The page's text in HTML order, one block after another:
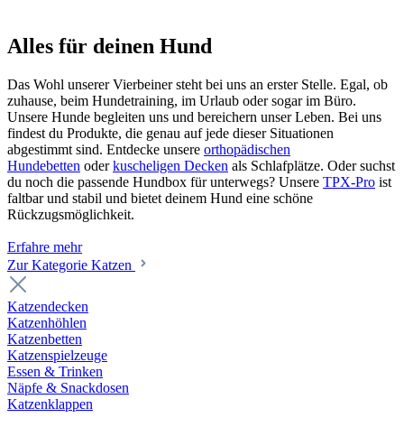
Alles für deinen Hund
Das Wohl unserer Vierbeiner steht bei uns an erster Stelle. Egal, ob
zuhause, beim Hundetraining, im Urlaub oder sogar im Büro.
Unsere Hunde begleiten uns und bereichern unser Leben. Bei uns
findest du Produkte, die genau auf jede dieser Situationen
abgestimmt sind. Entdecke unsere orthopädischen
Hundebetten oderkuscheligen Decken als Schlafplätze. Oder suchst
du noch die passende Hundbox für unterwegs? Unsere TPX-Pro ist
faltbar und stabil und bietet deinem Hund eine schöne
Rückzugsmöglichkeit.
Erfahre mehr
Zur Kategorie Katzen
Katzendecken
Katzenhöhlen
Katzenbetten
Katzenspielzeuge
Essen & Trinken
Näpfe & Snackdosen
Katzenklappen